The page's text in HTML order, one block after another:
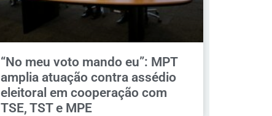
“No meu voto mando eu”: MPT
amplia atuação contra assédio
eleitoral em cooperação com
TSE, TST e MPE